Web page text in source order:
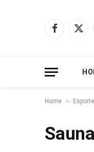
Facebook
X
Home »